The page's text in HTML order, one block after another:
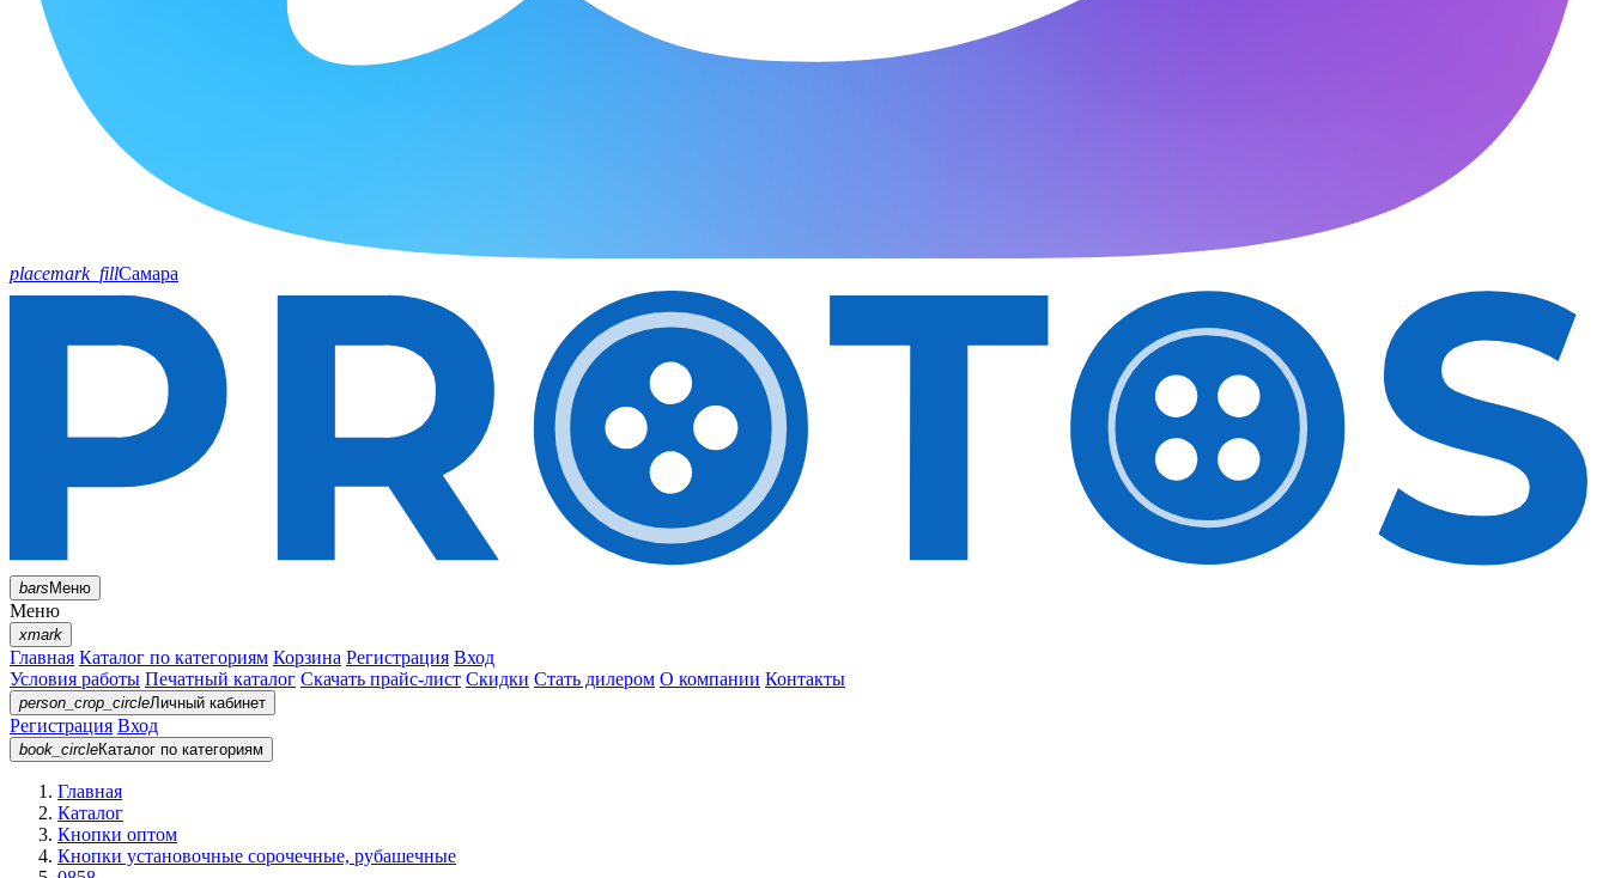
placemark_fillСамара
barsМеню
Меню
xmark
Главная Каталог по категориям Корзина Регистрация Вход
Условия работы Печатный каталог Скачать прайс-лист Скидки Стать дилером О компании Контакты
person_crop_circleЛичный кабинет
Регистрация Вход
book_circleКаталог по категориям
Главная
Каталог
Кнопки оптом
Кнопки установочные сорочечные, рубашечные